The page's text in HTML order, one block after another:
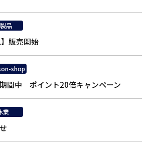
品
】販売開始
shop
間中 ポイント20倍キャンペーン
業